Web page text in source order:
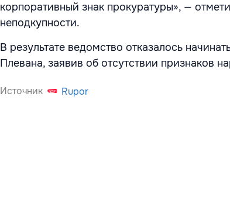
корпоративный знак прокуратуры», —
неподкупности.
В результате ведомство отказалось
Плевана, заявив об отсутствии признаков
Источник Rupor